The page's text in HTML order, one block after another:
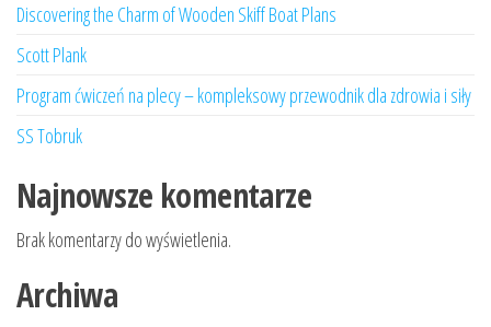
Discovering the Charm of Wooden Skiff Boat Plans
Scott Plank
Program ćwiczeń na plecy – kompleksowy przewodnik dla zdrowia i siły
SS Tobruk
Najnowsze komentarze
Brak komentarzy do wyświetlenia.
Archiwa